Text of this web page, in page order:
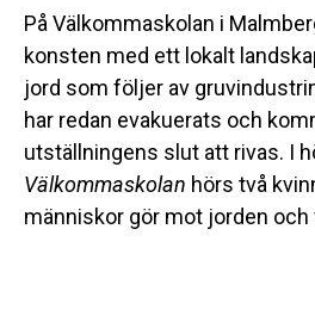
På Välkommaskolan i
konsten med ett lokalt
jord som följer av
har redan evakuerats och
utställningens slut att rivas. I
Välkommaskolan hörs två
människor gör mot jorden och